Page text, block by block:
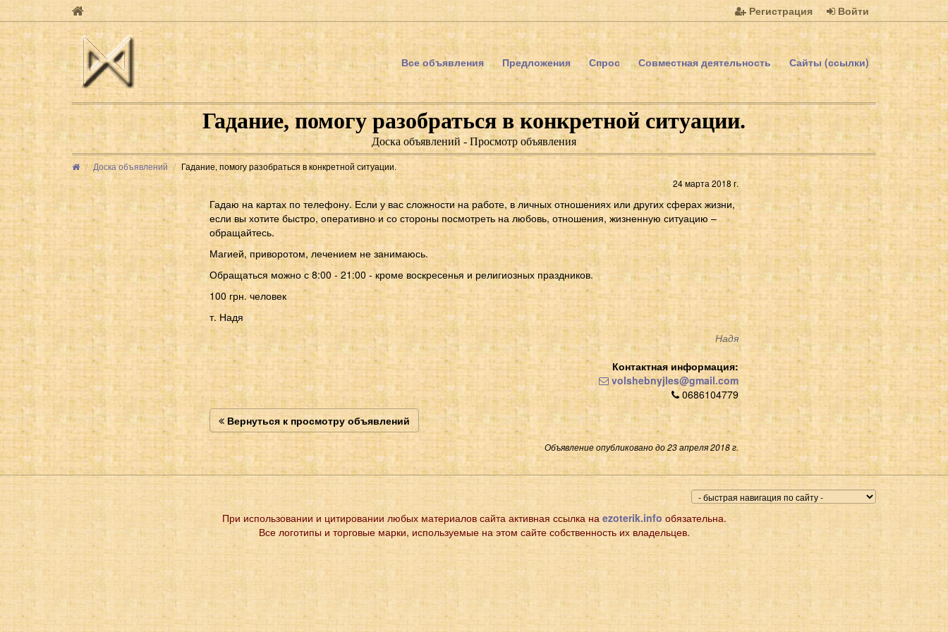
Регистрация Войти
Все объявления Предложения Спрос Совместная деятельность Сайты (ссылки)
Гадание, помогу разобраться в конкретной ситуации.
Доска объявлений - Просмотр объявления
Доска объявлений
Гадание, помогу разобраться в конкретной ситуации.
24 марта 2018 г.
Гадаю на картах по телефону. Если у вас сложности на работе, в личных отношениях или других сферах жизни,
если вы хотите быстро, оперативно и со стороны посмотреть на любовь, отношения, жизненную ситуацию –
обращайтесь.
Магией, приворотом, лечением не занимаюсь.
Обращаться можно с 8:00 - 21:00 - кроме воскресенья и религиозных праздников.
100 грн. человек
т. Надя
Надя
Контактная информация:
volshebnyjles@gmail.com
0686104779
Вернуться к просмотру объявлений
Объявление опубликовано до 23 апреля 2018 г.
При использовании и цитировании любых материалов сайта активная ссылка на ezoterik.info обязательна.
Все логотипы и торговые марки, используемые на этом сайте собственность их владельцев.